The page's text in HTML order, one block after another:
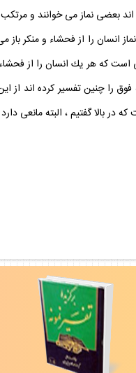
بعضى نماز مى خوانند و
انسان را از فحشاء و
است كه هر يك انسان را از
را چنين تفسير كرده اند
در بالا گفتيم ، البته